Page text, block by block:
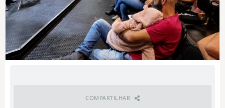
COMPARTILHAR